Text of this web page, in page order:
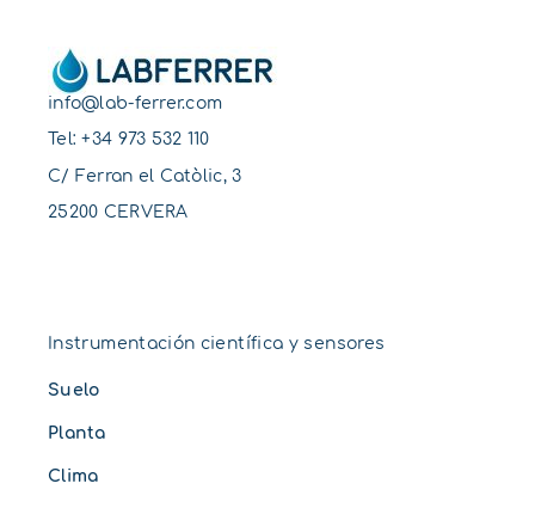
info@lab-ferrer.com
Tel:+34 973 532 110
C/ Ferran el Catòlic, 3
25200 CERVERA
Instrumentación científica y sensores
Suelo
Planta
Clima